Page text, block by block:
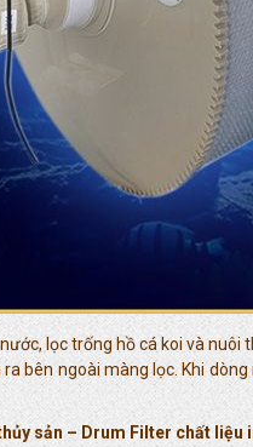
lọc trống hồ cá koi và
bên ngoài màng lọc. Khi
sản – Drum Filter chất liệu